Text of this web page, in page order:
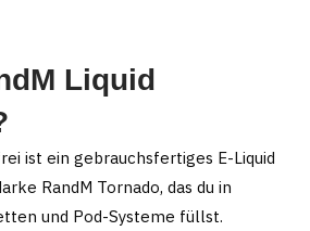
Liquid
ist ein gebrauchsfertiges E-Liquid
RandM Tornado, das du in
und Pod-Systeme füllst.